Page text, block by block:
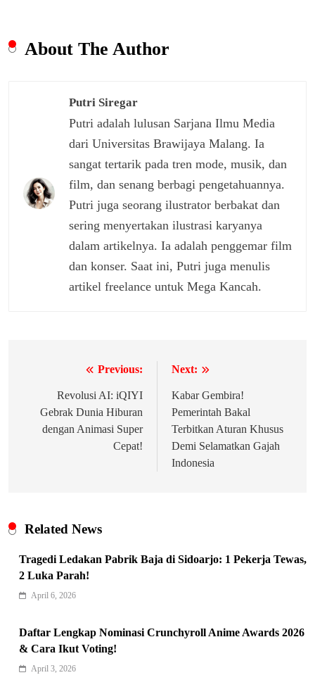
5
Indonesia Siap Gaspol! Jadi Pemain
Kunci Rantai Pasok AI Global
About The Author
Putri Siregar
Putri adalah lulusan Sarjana Ilmu Media
dari Universitas Brawijaya Malang. Ia
sangat tertarik pada tren mode, musik, dan
film, dan senang berbagi pengetahuannya.
Putri juga seorang ilustrator berbakat dan
sering menyertakan ilustrasi karyanya
dalam artikelnya. Ia adalah penggemar film
dan konser. Saat ini, Putri juga menulis
artikel freelance untuk Mega Kancah.
Previous:
Revolusi AI: iQIYI
Gebrak Dunia Hiburan
dengan Animasi Super
Cepat!
Next:
Kabar Gembira!
Pemerintah Bakal
Terbitkan Aturan Khusus
Demi Selamatkan Gajah
Indonesia
Related News
Tragedi Ledakan Pabrik Baja di Sidoarjo: 1 Pekerja Tewas,
2 Luka Parah!
April 6, 2026
Daftar Lengkap Nominasi Crunchyroll Anime Awards 2026
& Cara Ikut Voting!
April 3, 2026